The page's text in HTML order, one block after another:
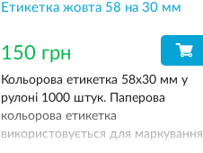
Етикетка жовта 58 на 30 мм
150 грн
Кольорова етикетка 58х30 мм у
рулоні 1000 штук. Паперова
кольорова етикетка
використовується для маркування